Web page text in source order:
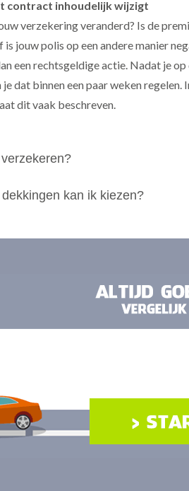
contract inhoudelijk wijzigt
verzekering veranderd? Is de
jouw polis op een andere manier
een rechtsgeldige actie. Nadat je
dat binnen een paar weken regelen.
dit vaak beschreven.
kan ik kiezen?